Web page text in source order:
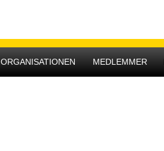
ORGANISATIONEN MEDLEMMER